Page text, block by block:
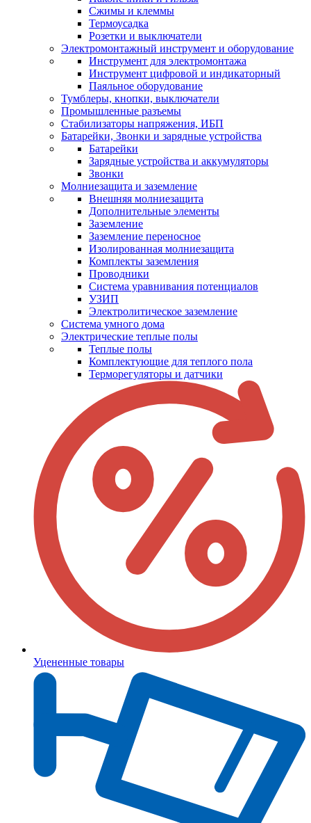
Сжимы и клеммы
Термоусадка
Розетки и выключатели
Электромонтажный инструмент и оборудование
Инструмент для электромонтажа
Инструмент цифровой и индикаторный
Паяльное оборудование
Тумблеры, кнопки, выключатели
Промышленные разъемы
Стабилизаторы напряжения, ИБП
Батарейки, Звонки и зарядные устройства
Батарейки
Зарядные устройства и аккумуляторы
Звонки
Молниезащита и заземление
Внешняя молниезащита
Дополнительные элементы
Заземление
Заземление переносное
Изолированная молниезащита
Комплекты заземления
Проводники
Система уравнивания потенциалов
УЗИП
Электролитическое заземление
Система умного дома
Электрические теплые полы
Теплые полы
Комплектующие для теплого пола
Терморегуляторы и датчики
Уцененные товары